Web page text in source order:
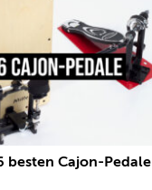
besten Cajon-Pedale